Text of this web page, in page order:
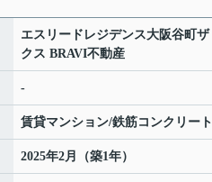
エスリードレジデンス大阪谷町
クス BRAVI不動産
-
賃貸マンション/鉄筋コンクリート
2025年2月（築1年）